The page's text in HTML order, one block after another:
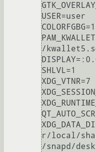
USER=user
/
SHLVL=1
XDG_VTNR=7
r/local/
/snapd/